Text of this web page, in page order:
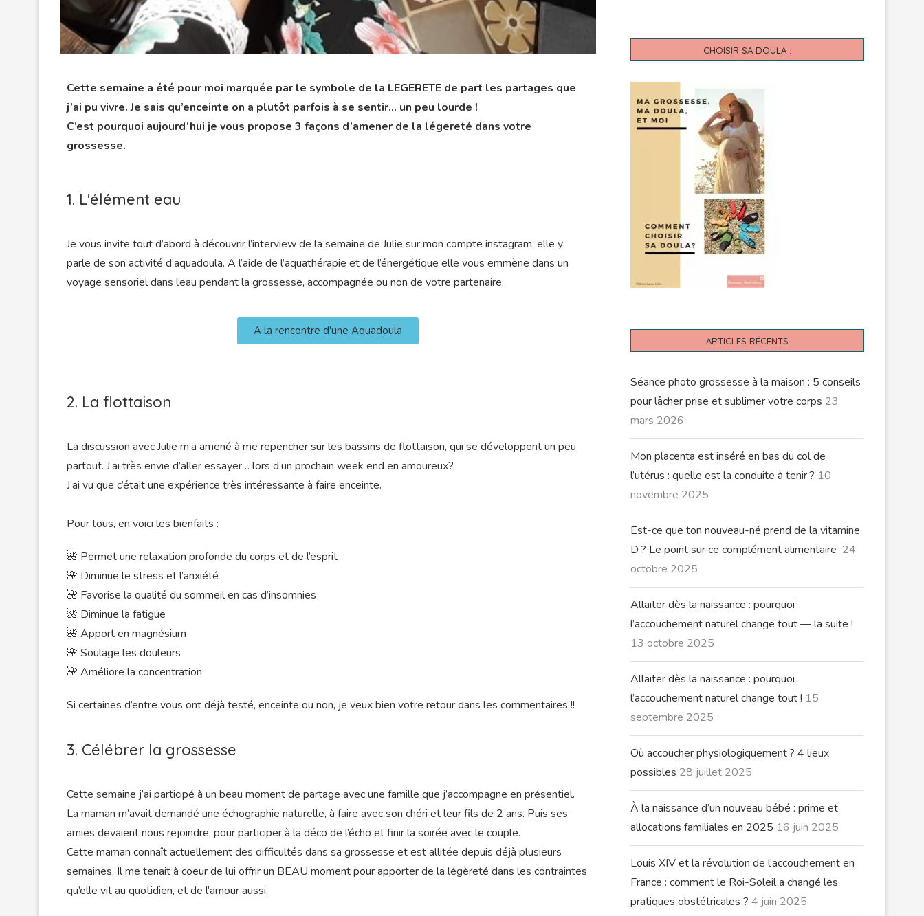
Cette semaine a été pour moi marquée par le symbole de la LEGERETE de part les partages que
j’ai pu vivre. Je sais qu’enceinte on a plutôt parfois à se sentir… un peu lourde !
C’est pourquoi aujourd’hui je vous propose 3 façons d’amener de la légereté dans votre
grossesse.
1. L'élément eau
Je vous invite tout d’abord à découvrir l’interview de la semaine de Julie sur mon compte instagram, elle y
parle de son activité d’aquadoula. A l’aide de l’aquathérapie et de l’énergétique elle vous emmène dans un
voyage sensoriel dans l’eau pendant la grossesse, accompagnée ou non de votre partenaire.
A la rencontre d'une Aquadoula
2. La flottaison
La discussion avec Julie m’a amené à me repencher sur les bassins de flottaison, qui se développent un peu
partout. J’ai très envie d’aller essayer… lors d’un prochain week end en amoureux?
J’ai vu que c’était une expérience très intéressante à faire enceinte.
Pour tous, en voici les bienfaits :
🌺 Permet une relaxation profonde du corps et de l’esprit
🌺 Diminue le stress et l’anxiété
🌺 Favorise la qualité du sommeil en cas d’insomnies
🌺 Diminue la fatigue
🌺 Apport en magnésium
🌺 Soulage les douleurs
🌺 Améliore la concentration
Si certaines d’entre vous ont déjà testé, enceinte ou non, je veux bien votre retour dans les commentaires !!
3. Célébrer la grossesse
Cette semaine j’ai participé à un beau moment de partage avec une famille que j’accompagne en présentiel.
La maman m’avait demandé une échographie naturelle, à faire avec son chéri et leur fils de 2 ans. Puis ses
amies devaient nous rejoindre, pour participer à la déco de l’écho et finir la soirée avec le couple.
Cette maman connaît actuellement des difficultés dans sa grossesse et est allitée depuis déjà plusieurs
semaines. Il me tenait à coeur de lui offrir un BEAU moment pour apporter de la légèreté dans les contraintes
qu’elle vit au quotidien, et de l’amour aussi.
CHOISIR SA DOULA :
ARTICLES RÉCENTS
Séance photo grossesse à la maison : 5 conseils
pour lâcher prise et sublimer votre corps 23
mars 2026
Mon placenta est inséré en bas du col de
l’utérus : quelle est la conduite à tenir ? 10
novembre 2025
Est-ce que ton nouveau-né prend de la vitamine
D ? Le point sur ce complément alimentaire 24
octobre 2025
Allaiter dès la naissance : pourquoi
l’accouchement naturel change tout — la suite !
13 octobre 2025
Allaiter dès la naissance : pourquoi
l’accouchement naturel change tout ! 15
septembre 2025
Où accoucher physiologiquement ? 4 lieux
possibles 28 juillet 2025
À la naissance d’un nouveau bébé : prime et
allocations familiales en 2025 16 juin 2025
Louis XIV et la révolution de l’accouchement en
France : comment le Roi-Soleil a changé les
pratiques obstétricales ? 4 juin 2025